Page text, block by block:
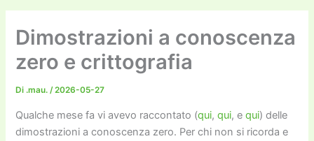
Dimostrazioni a conoscenza
zero e crittografia
Di .mau./2026-05-27
Qualche mese fa vi avevo raccontato (qui,qui, equi) delle
dimostrazioni a conoscenza zero. Per chi non si ricorda e